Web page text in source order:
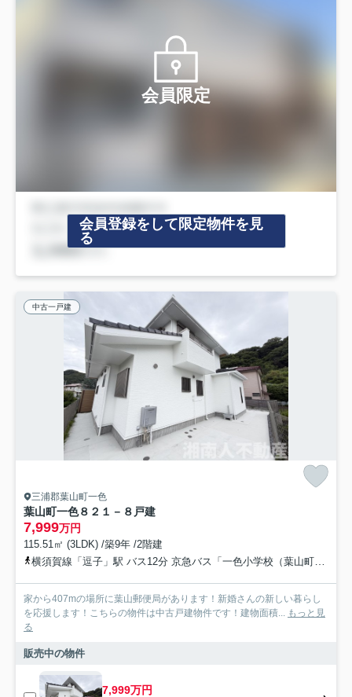
会員限定
会員登録をして限定物件を見
る
中古一戸建
三浦郡葉山町一色
葉山町一色８２１－８戸建
7,999万円
115.51㎡ (3LDK) /築9年 /2階建
横須賀線「逗子」駅 バス12分 京急バス「一色小学校（葉山町）」 停歩5分
家から407mの場所に葉山郵便局があります！新婚さんの新しい暮らし
を応援します！こちらの物件は中古戸建物件です！建物面積... もっと見
る
販売中の物件
7,999万円